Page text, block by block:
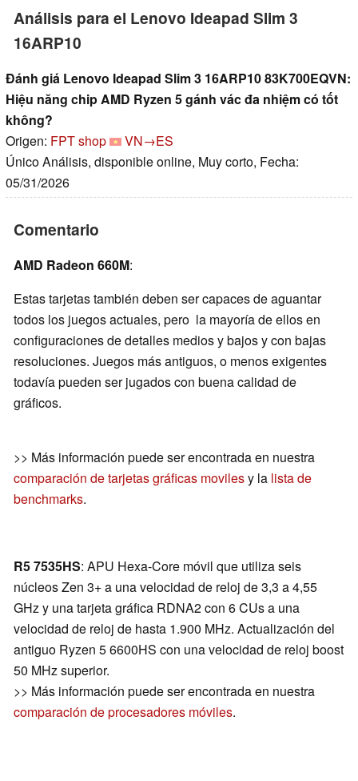
Análisis para el Lenovo Ideapad Slim 3
16ARP10
Đánh giá Lenovo Ideapad Slim 3 16ARP10 83K700EQVN:
Hiệu năng chip AMD Ryzen 5 gánh vác đa nhiệm có tốt
không?
Origen: FPT shop
VN→ES
Único Análisis, disponible online, Muy corto, Fecha:
05/31/2026
Comentario
AMD Radeon 660M:
Estas tarjetas también deben ser capaces de aguantar
todos los juegos actuales, pero la mayoría de ellos en
configuraciones de detalles medios y bajos y con bajas
resoluciones. Juegos más antiguos, o menos exigentes
todavía pueden ser jugados con buena calidad de
gráficos.
>> Más información puede ser encontrada en nuestra
comparación de tarjetas gráficas movilesy la lista de
benchmarks.
R5 7535HS: APU Hexa-Core móvil que utiliza seis
núcleos Zen 3+ a una velocidad de reloj de 3,3 a 4,55
GHz y una tarjeta gráfica RDNA2 con 6 CUs a una
velocidad de reloj de hasta 1.900 MHz. Actualización del
antiguo Ryzen 5 6600HS con una velocidad de reloj boost
50 MHz superior.
>> Más información puede ser encontrada en nuestra
comparación de procesadores móviles.